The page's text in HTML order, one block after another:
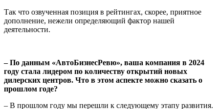
Так что озвученная позиция в рейтингах, скорее, приятное
дополнение, нежели определяющий фактор нашей
деятельности.
– По данным «АвтоБизнесРевю», ваша компания в 2024
году стала лидером по количеству открытий новых
дилерских центров. Что в этом аспекте можно сказать о
прошлом годе?
– В прошлом году мы перешли к следующему этапу развития.